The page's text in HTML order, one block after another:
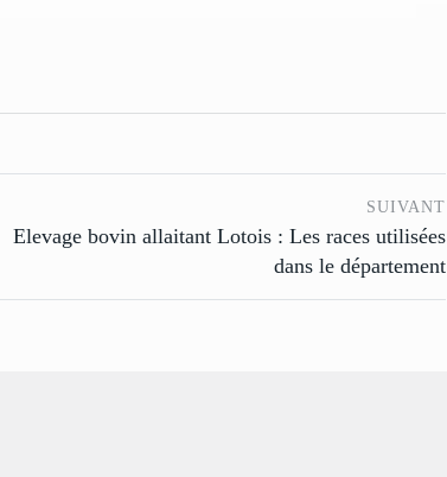
SUIVANT
Elevage bovin allaitant Lotois : Les races utilisées
dans le département